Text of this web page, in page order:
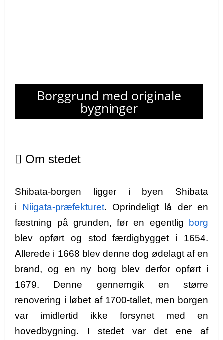
Borggrund med originale
bygninger
Om stedet
Shibata-borgen ligger i byen Shibata
i Niigata-præfekturet. Oprindeligt lå der en
fæstning på grunden, før en egentlig borg
blev opført og stod færdigbygget i 1654.
Allerede i 1668 blev denne dog ødelagt af en
brand, og en ny borg blev derfor opført i
1679. Denne gennemgik en større
renovering i løbet af 1700-tallet, men borgen
var imidlertid ikke forsynet med en
hovedbygning. I stedet var det ene af